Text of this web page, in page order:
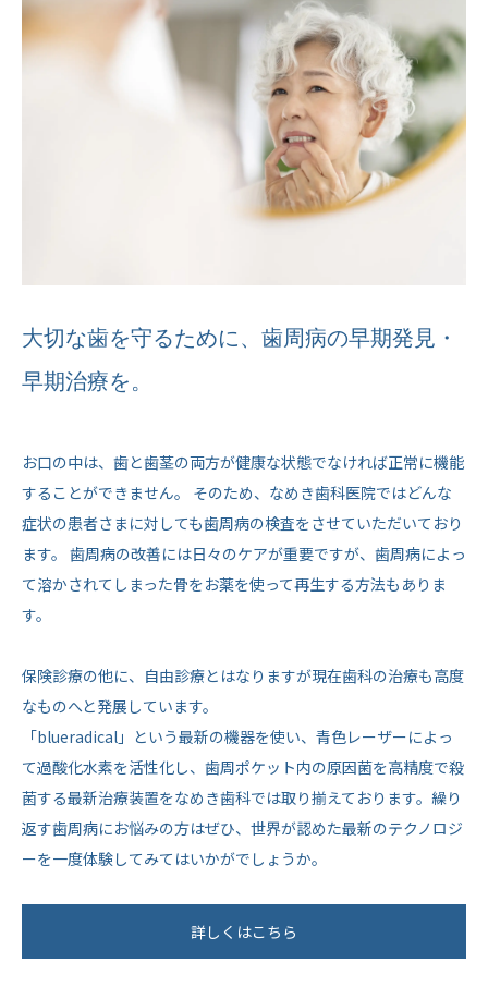
大切な歯を守るために、歯周病の早期発見・
早期治療を。
お口の中は、歯と歯茎の両方が健康な状態でなければ正常に機能
することができません。 そのため、なめき歯科医院ではどんな
症状の患者さまに対しても歯周病の検査をさせていただいており
ます。 歯周病の改善には日々のケアが重要ですが、歯周病によっ
て溶かされてしまった骨をお薬を使って再生する方法もありま
す。
保険診療の他に、自由診療とはなりますが現在歯科の治療も高度
なものへと発展しています。
「blueradical」という最新の機器を使い、青色レーザーによっ
て過酸化水素を活性化し、歯周ポケット内の原因菌を高精度で殺
菌する最新治療装置をなめき歯科では取り揃えております。繰り
返す歯周病にお悩みの方はぜひ、世界が認めた最新のテクノロジ
ーを一度体験してみてはいかがでしょうか。
詳しくはこちら